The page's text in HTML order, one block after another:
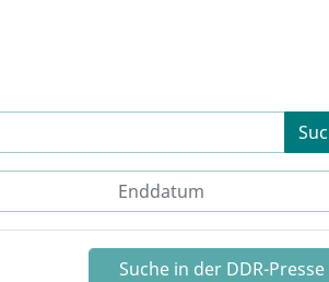
Suche in der DDR-Presse